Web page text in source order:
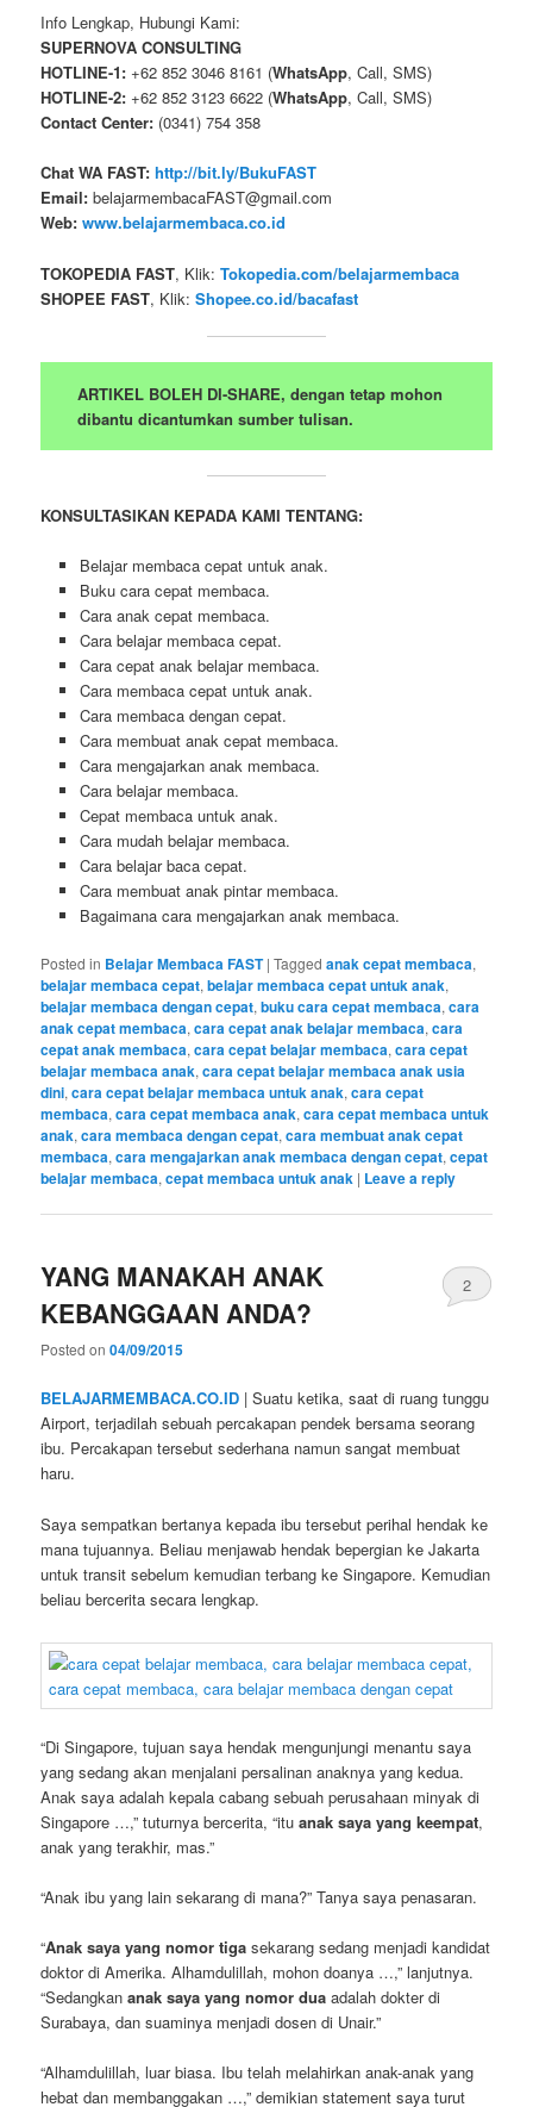
Info Lengkap, Hubungi Kami:
SUPERNOVA CONSULTING
HOTLINE-1: +62 852 3046 8161 (WhatsApp, Call, SMS)
HOTLINE-2: +62 852 3123 6622 (WhatsApp, Call, SMS)
Contact Center: (0341) 754 358
Chat WA FAST: http://bit.ly/BukuFAST
Email: belajarmembacaFAST@gmail.com
Web: www.belajarmembaca.co.id
TOKOPEDIA FAST, Klik:Tokopedia.com/belajarmembaca
SHOPEE FAST, Klik:Shopee.co.id/bacafast
ARTIKEL BOLEH DI-SHARE, dengan tetap mohon
dibantu dicantumkan sumber tulisan.
KONSULTASIKAN KEPADA KAMI TENTANG:
Belajar membaca cepat untuk anak.
Buku cara cepat membaca.
Cara anak cepat membaca.
Cara belajar membaca cepat.
Cara cepat anak belajar membaca.
Cara membaca cepat untuk anak.
Cara membaca dengan cepat.
Cara membuat anak cepat membaca.
Cara mengajarkan anak membaca.
Cara belajar membaca.
Cepat membaca untuk anak.
Cara mudah belajar membaca.
Cara belajar baca cepat.
Cara membuat anak pintar membaca.
Bagaimana cara mengajarkan anak membaca.
Posted in Belajar Membaca FAST |Tagged anak cepat membaca,
belajar membaca cepat,belajar membaca cepat untuk anak,
belajar membaca dengan cepat,buku cara cepat membaca,cara
anak cepat membaca,cara cepat anak belajar membaca,cara
cepat anak membaca,cara cepat belajar membaca,cara cepat
belajar membaca anak,cara cepat belajar membaca anak usia
dini,cara cepat belajar membaca untuk anak,cara cepat
membaca,cara cepat membaca anak,cara cepat membaca untuk
anak,cara membaca dengan cepat,cara membuat anak cepat
membaca,cara mengajarkan anak membaca dengan cepat,cepat
belajar membaca,cepat membaca untuk anak | Leave a reply
YANG MANAKAH ANAK
KEBANGGAAN ANDA?
Posted on04/09/2015
2
BELAJARMEMBACA.CO.ID | Suatu ketika, saat di ruang tunggu
Airport, terjadilah sebuah percakapan pendek bersama seorang
ibu. Percakapan tersebut sederhana namun sangat membuat
haru.
Saya sempatkan bertanya kepada ibu tersebut perihal hendak ke
mana tujuannya. Beliau menjawab hendak bepergian ke Jakarta
untuk transit sebelum kemudian terbang ke Singapore. Kemudian
beliau bercerita secara lengkap.
“Di Singapore, tujuan saya hendak mengunjungi menantu saya
yang sedang akan menjalani persalinan anaknya yang kedua.
Anak saya adalah kepala cabang sebuah perusahaan minyak di
Singapore …,” tuturnya bercerita, “ituanak saya yang keempat,
anak yang terakhir, mas.”
“Anak ibu yang lain sekarang di mana?” Tanya saya penasaran.
“Anak saya yang nomor tiga sekarang sedang menjadi kandidat
doktor di Amerika. Alhamdulillah, mohon doanya …,” lanjutnya.
“Sedangkananak saya yang nomor dua adalah dokter di
Surabaya, dan suaminya menjadi dosen di Unair.”
“Alhamdulillah, luar biasa. Ibu telah melahirkan anak-anak yang
hebat dan membanggakan …,” demikian statement saya turut